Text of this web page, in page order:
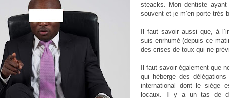
steacks. Mon dentiste
souvent et je m’en porte très
Il faut savoir aussi que, à
suis enrhumé (depuis ce
des crises de toux qui ne
Il faut savoir également que
qui héberge des délégations
international dont le siège
locaux. Il y a un tas de